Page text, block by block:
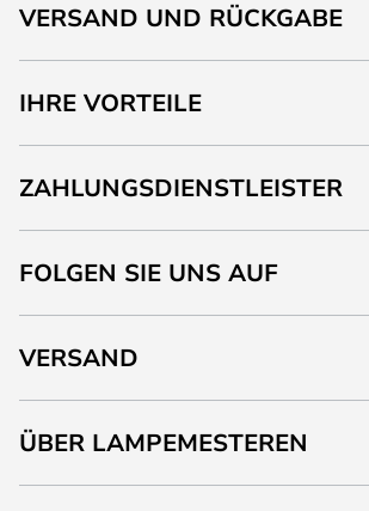
VERSAND UND RÜCKGABE
IHRE VORTEILE
ZAHLUNGSDIENSTLEISTER
FOLGEN SIE UNS AUF
VERSAND
ÜBER LAMPEMESTEREN